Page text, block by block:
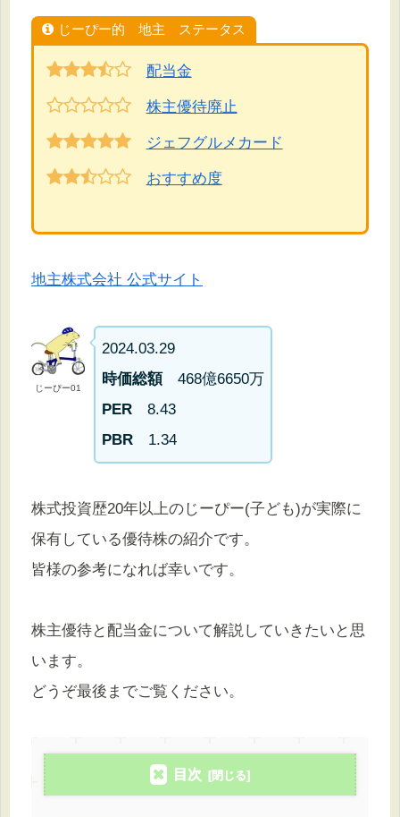
じーぴー的 地主 ステータス
配当金
株主優待廃止
ジェフグルメカード
おすすめ度
地主株式会社 公式サイト
じーぴー01
2024.03.29
時価総額468億6650万
PER 8.43
PBR 1.34
株式投資歴20年以上のじーぴー(子ども)が実際に
保有している優待株の紹介です。
皆様の参考になれば幸いです。
株主優待と配当金について解説していきたいと思
います。
どうぞ最後までご覧ください。
目次